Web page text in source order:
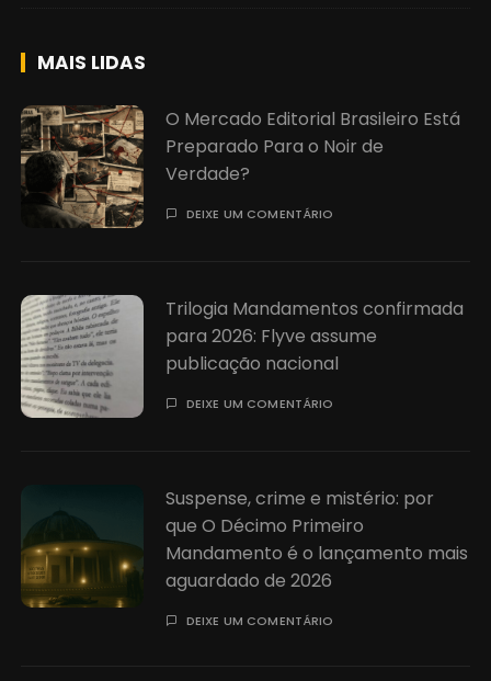
MAIS LIDAS
O Mercado Editorial Brasileiro Está
Preparado Para o Noir de
Verdade?
DEIXE UM COMENTÁRIO
Trilogia Mandamentos confirmada
para 2026: Flyve assume
publicação nacional
DEIXE UM COMENTÁRIO
Suspense, crime e mistério: por
que O Décimo Primeiro
Mandamento é o lançamento mais
aguardado de 2026
DEIXE UM COMENTÁRIO